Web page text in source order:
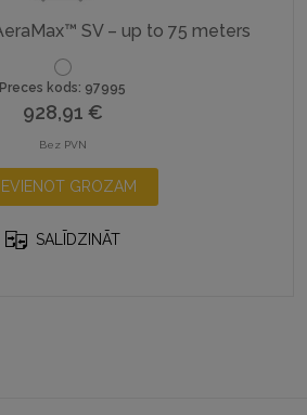
SV – up to 75 meters
Preces kods: 97995
928,91 €
Bez PVN
GROZAM
SALĪDZINĀT